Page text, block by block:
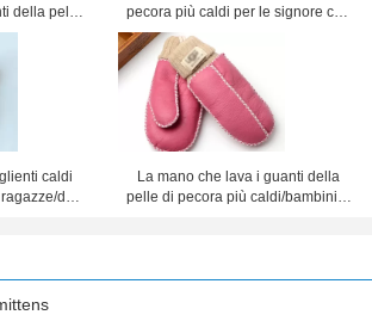
della pelle
del nero
pecora più caldi per le signore con
le dimensioni 5 - 6cm del polsino
caldi
dei
La mano che lava i guanti della
pelle di pecora più caldi/bambini a